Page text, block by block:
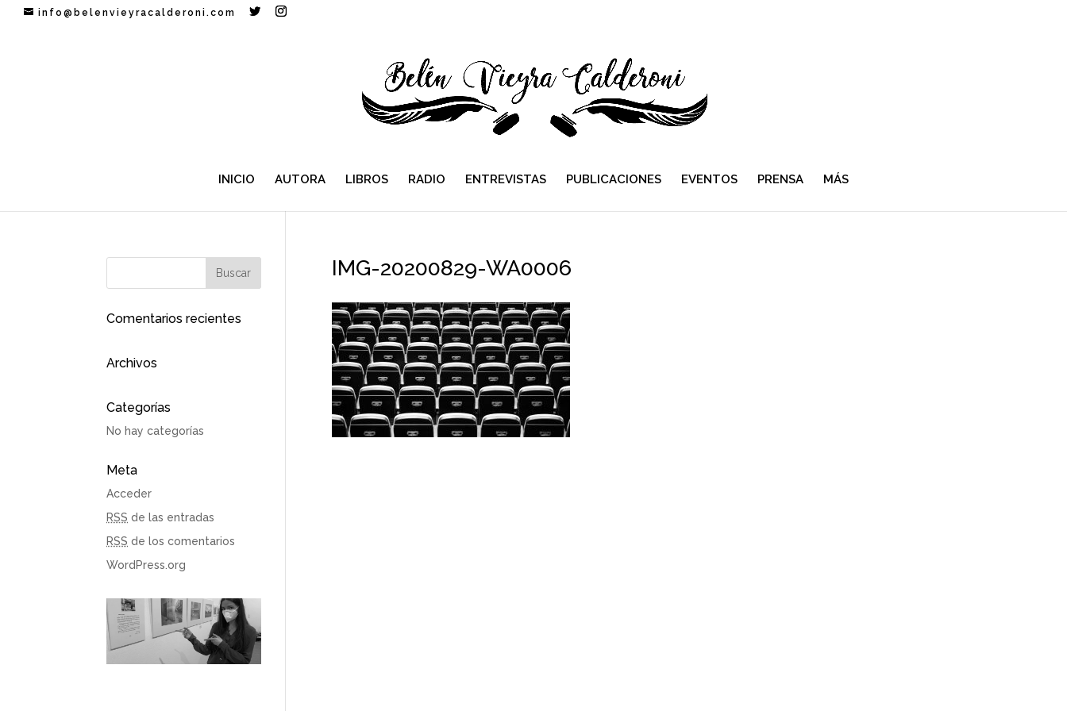
info@belenvieyracalderoni.com
INICIO AUTORA LIBROS RADIO ENTREVISTAS PUBLICACIONES EVENTOS PRENSA MÁS
IMG-20200829-WA0006
Comentarios recientes
Archivos
Categorías
No hay categorías
Meta
Acceder
RSS de las entradas
RSS de los comentarios
WordPress.org